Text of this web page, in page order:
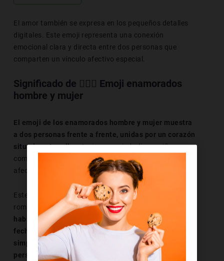
El amor también se expresa en los pequeños detalles
digitales. Este emoji representa una conexión
emocional clara y directa entre dos personas que
comparten un vínculo afectivo especial.
Significado de 👩‍❤️‍👨 Emoji enamorados
hombre y mujer
El emoji de los enamorados hombre y mujer muestra
a dos personas frente a frente, unidas por un corazón
situado entre ellas.La imagen simboliza cariño,
complicidad y una relación sentimental basada en el
afecto mutuo.
Este símbolo se utiliza para expresar amor de pareja,
romanticismo o estabilidad emocional.
habitual en mensajes relacionados con aniversarios,
fechas especiales, declaraciones de amor o
simplemente para reforzar el vínculo con la otra
persona.